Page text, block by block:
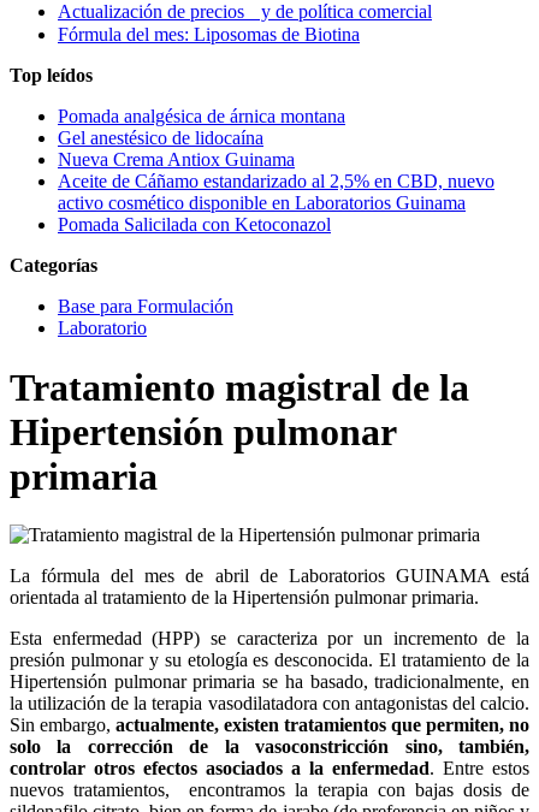
Actualización de precios y de política comercial
Fórmula del mes: Liposomas de Biotina
Top leídos
Pomada analgésica de árnica montana
Gel anestésico de lidocaína
Nueva Crema Antiox Guinama
Aceite de Cáñamo estandarizado al 2,5% en CBD, nuevo
activo cosmético disponible en Laboratorios Guinama
Pomada Salicilada con Ketoconazol
Categorías
Base para Formulación
Laboratorio
Tratamiento magistral de la
Hipertensión pulmonar
primaria
La fórmula del mes de abril de Laboratorios GUINAMA está
orientada al tratamiento de la Hipertensión pulmonar primaria.
Esta enfermedad (HPP) se caracteriza por un incremento de la
presión pulmonar y su etología es desconocida. El tratamiento de la
Hipertensión pulmonar primaria se ha basado, tradicionalmente, en
la utilización de la terapia vasodilatadora con antagonistas del calcio.
Sin embargo, actualmente, existen tratamientos que permiten, no
solo la corrección de la vasoconstricción sino, también,
controlar otros efectos asociados a la enfermedad. Entre estos
nuevos tratamientos, encontramos la terapia con bajas dosis de